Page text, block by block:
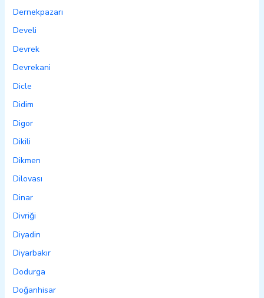
Dernekpazarı
Develi
Devrek
Devrekani
Dicle
Didim
Digor
Dikili
Dikmen
Dilovası
Dinar
Divriği
Diyadin
Diyarbakır
Dodurga
Doğanhisar